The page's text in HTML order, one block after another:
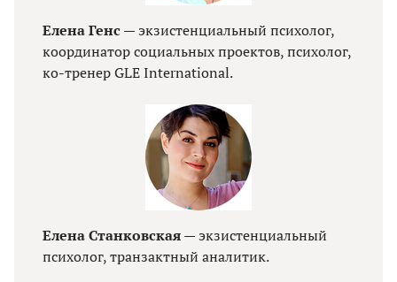
Елена Генс— экзистенциальный психолог,
координатор социальных проектов, психолог,
ко-тренер GLE International.
Елена Станковская— экзистенциальный
психолог, транзактный аналитик.